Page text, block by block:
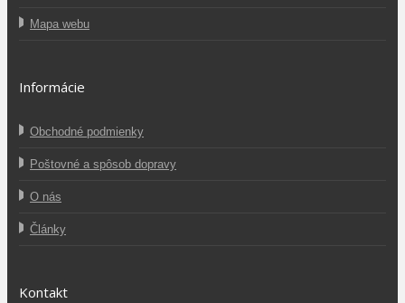
Mapa webu
Informácie
Obchodné podmienky
Poštovné a spôsob dopravy
O nás
Články
Kontakt